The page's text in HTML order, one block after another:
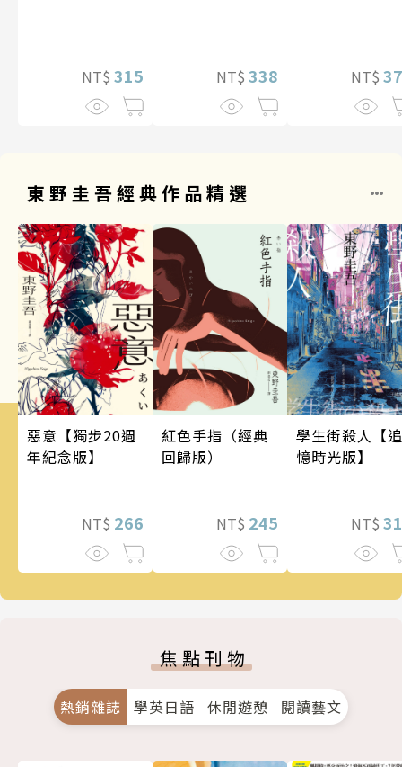
NT$ 315 NT$ 338 NT$
東野圭吾經典作品精選
惡意【獨步20週
年紀念版】
NT$ 266
紅色手指（經典
回歸版）
NT$ 245
學生街殺人【追
憶時光版】
NT$
焦點刊物
熱銷雜誌 學英日語 休閒遊憩 閱讀藝文